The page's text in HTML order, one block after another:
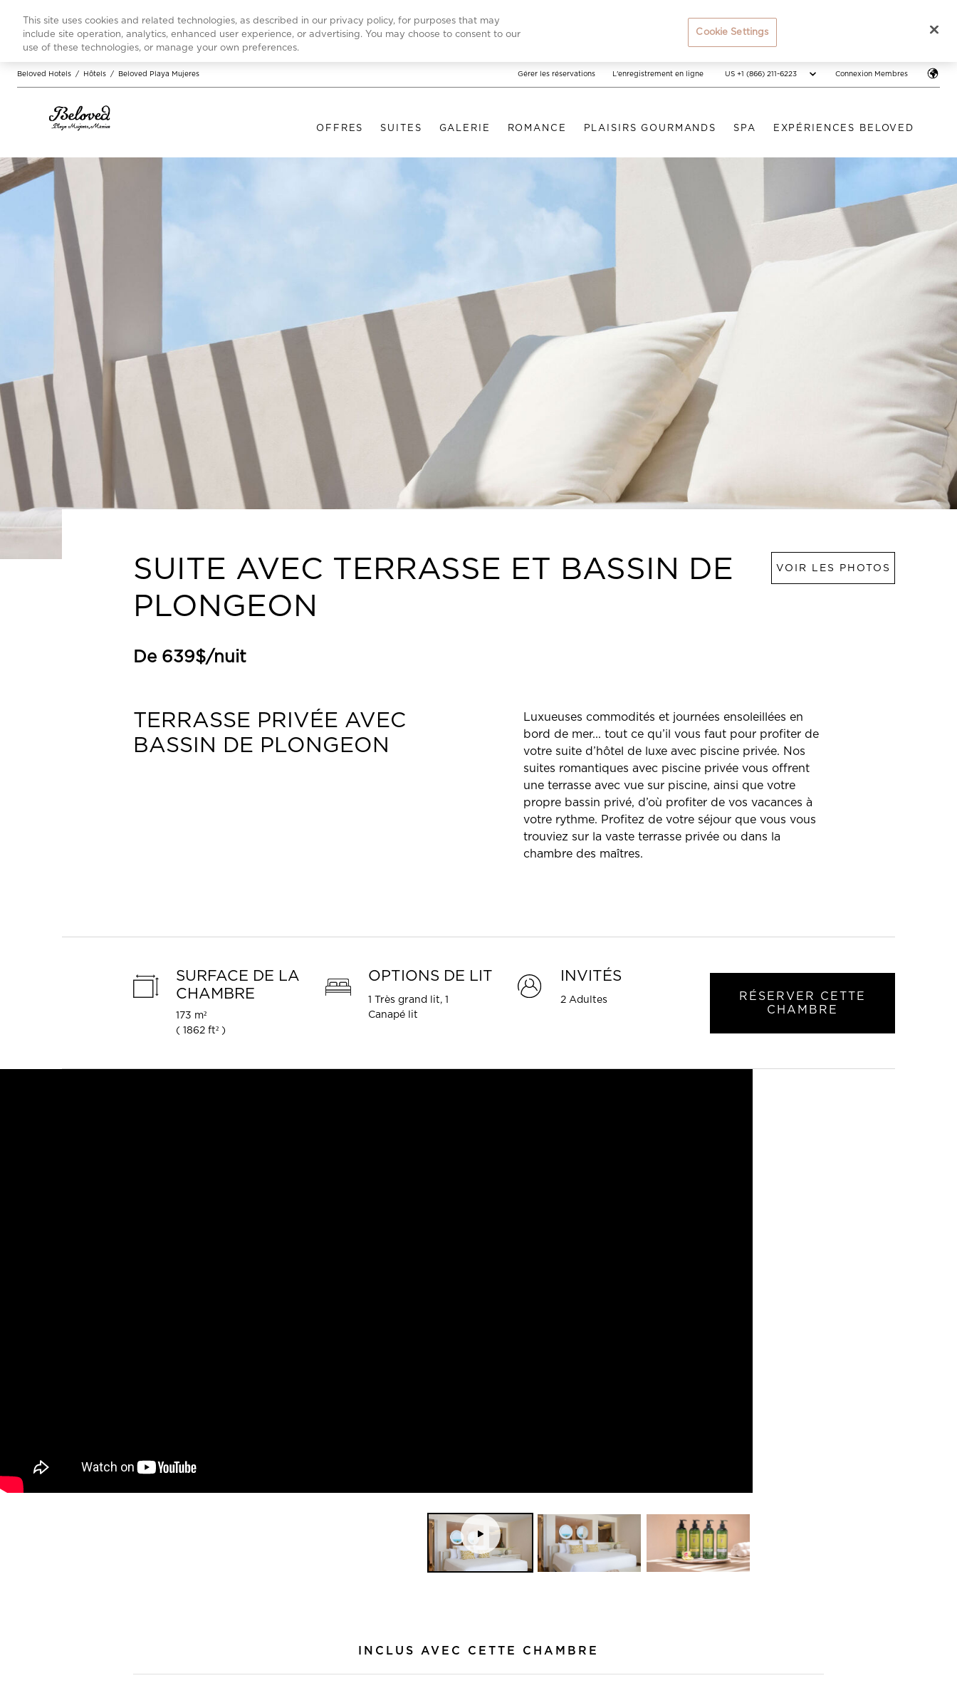
Beloved Hotels / Hôtels / Beloved Playa Mujeres Gérer les réservations L'enregistrement en ligne US +1 (866) 211-6223 Connexion Membres
OFFRES SUITES GALERIE ROMANCE PLAISIRS GOURMANDS SPA EXPÉRIENCES BELOVED
SUITE AVEC TERRASSE ET BASSIN DE
PLONGEON
De 639$/nuit
VOIR LES PHOTOS
SURFACE DE LA
CHAMBRE
173 m²
( 1862 ft² )
OPTIONS DE LIT
1 Très grand lit, 1
Canapé lit
INVITÉS
2 Adultes
RÉSERVER CETTE
CHAMBRE
TERRASSE PRIVÉE AVEC
BASSIN DE PLONGEON
Luxueuses commodités et journées ensoleillées en
bord de mer... tout ce qu’il vous faut pour profiter de
votre suite d’hôtel de luxe avec piscine privée. Nos
suites romantiques avec piscine privée vous offrent
une terrasse avec vue sur piscine, ainsi que votre
propre bassin privé, d’où profiter de vos vacances à
votre rythme. Profitez de votre séjour que vous vous
trouviez sur la vaste terrasse privée ou dans la
chambre des maîtres.
Tour
virtuel
INCLUS AVEC CETTE CHAMBRE
This site uses cookies and related technologies, as described in our privacy policy, for purposes that may
include site operation, analytics, enhanced user experience, or advertising. You may choose to consent to our
use of these technologies, or manage your own preferences.
Cookie Settings